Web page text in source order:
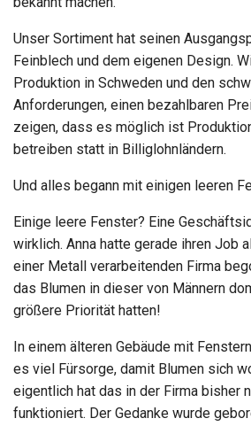
Unser Sortiment hat seinen
Feinblech und dem eigenen Design.
Produktion in Schweden und den
Anforderungen, einen bezahlbaren
zeigen, dass es möglich ist
betreiben statt in Billiglohnländern.
Und alles begann mit einigen leeren
Einige leere Fenster? Eine
wirklich. Anna hatte gerade ihren Job
einer Metall verarbeitenden Firma
das Blumen in dieser von Männern
größere Priorität hatten!
In einem älteren Gebäude mit
es viel Fürsorge, damit Blumen sich
eigentlich hat das in der Firma bisher
funktioniert. Der Gedanke wurde